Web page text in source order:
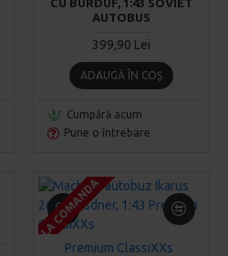
CU BURDUF, 1:43 SOVIET
AUTOBUS
399,90 Lei
ADAUGĂ ÎN COŞ
Cumpără acum
Pune o întrebare
LA COMANDA
LA COMANDA
LA COMANDA
Premium ClassiXXs